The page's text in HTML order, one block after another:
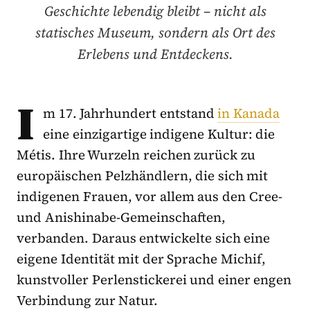
Geschichte lebendig bleibt – nicht als
statisches Museum, sondern als Ort des
Erlebens und Entdeckens.
I m 17. Jahrhundert entstandin Kanada
eine einzigartige indigene Kultur: die
Métis. Ihre Wurzeln reichen zurück zu
europäischen Pelzhändlern, die sich mit
indigenen Frauen, vor allem aus den Cree-
und Anishinabe-Gemeinschaften,
verbanden. Daraus entwickelte sich eine
eigene Identität mit der Sprache Michif,
kunstvoller Perlenstickerei und einer engen
Verbindung zur Natur.